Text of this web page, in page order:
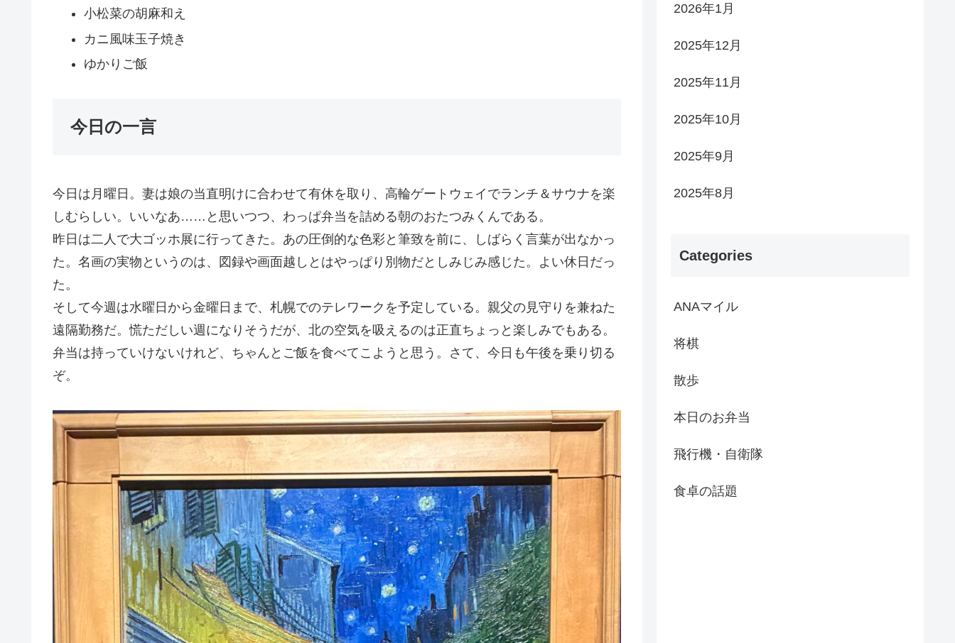
小松菜の胡麻和え
カニ風味玉子焼き
ゆかりご飯
今日の一言
今日は月曜日。妻は娘の当直明けに合わせて有休を取り、高輪ゲートウェイでランチ＆サウナを楽
しむらしい。いいなあ……と思いつつ、わっぱ弁当を詰める朝のおたつみくんである。
昨日は二人で大ゴッホ展に行ってきた。あの圧倒的な色彩と筆致を前に、しばらく言葉が出なかっ
た。名画の実物というのは、図録や画面越しとはやっぱり別物だとしみじみ感じた。よい休日だっ
た。
そして今週は水曜日から金曜日まで、札幌でのテレワークを予定している。親父の見守りを兼ねた
遠隔勤務だ。慌ただしい週になりそうだが、北の空気を吸えるのは正直ちょっと楽しみでもある。
弁当は持っていけないけれど、ちゃんとご飯を食べてこようと思う。さて、今日も午後を乗り切る
ぞ。
2026年1月
2025年12月
2025年11月
2025年10月
2025年9月
2025年8月
Categories
ANAマイル
将棋
散歩
本日のお弁当
飛行機・自衛隊
食卓の話題